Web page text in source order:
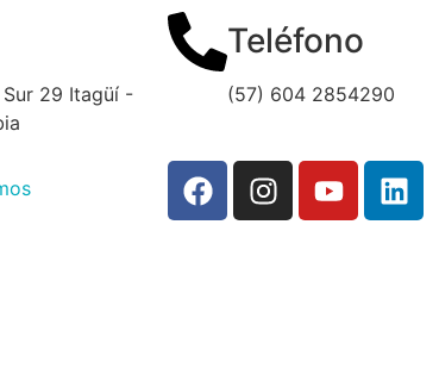
29 Itagüí -
Teléfono
(57) 604 2854290